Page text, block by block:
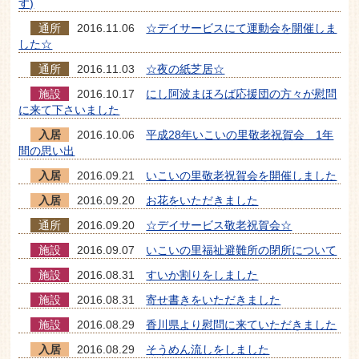
す)
通所
2016.11.06 ☆デイサービスにて運動会を開催しま
した☆
通所
2016.11.03 ☆夜の紙芝居☆
施設
2016.10.17 にし阿波まほろば応援団の方々が慰問
に来て下さいました
入居
2016.10.06平成28年いこいの里敬老祝賀会 1年
間の思い出
入居
2016.09.21 いこいの里敬老祝賀会を開催しました
入居
2016.09.20 お花をいただきました
通所
2016.09.20 ☆デイサービス敬老祝賀会☆
施設
2016.09.07 いこいの里福祉避難所の閉所について
施設
2016.08.31すいか割りをしました
施設
2016.08.31寄せ書きをいただきました
施設
2016.08.29香川県より慰問に来ていただきました
入居
2016.08.29 そうめん流しをしました